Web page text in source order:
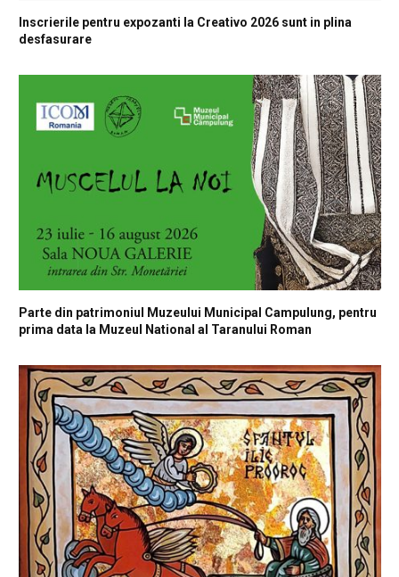
Inscrierile pentru expozanti la Creativo 2026 sunt in plina
desfasurare
Parte din patrimoniul Muzeului Municipal Campulung, pentru
prima data la Muzeul National al Taranului Roman